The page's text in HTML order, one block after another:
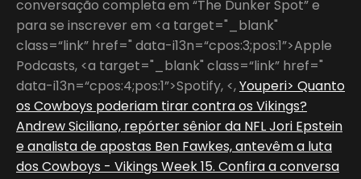
conversação completa em “The Dunker Spot” e
para se inscrever em <a target="_blank"
class=“link” href=" data-i13n=“cpos:3;pos:1”>Apple
Podcasts, <a target="_blank" class=“link” href="
data-i13n=“cpos:4;pos:1”>Spotify, <,Youperi> Quanto
os Cowboys poderiam tirar contra os Vikings?
Andrew Siciliano, repórter sênior da NFL Jori Epstein
e analista de apostas Ben Fawkes, antevêm a luta
dos Cowboys - Vikings Week 15. Confira a conversa